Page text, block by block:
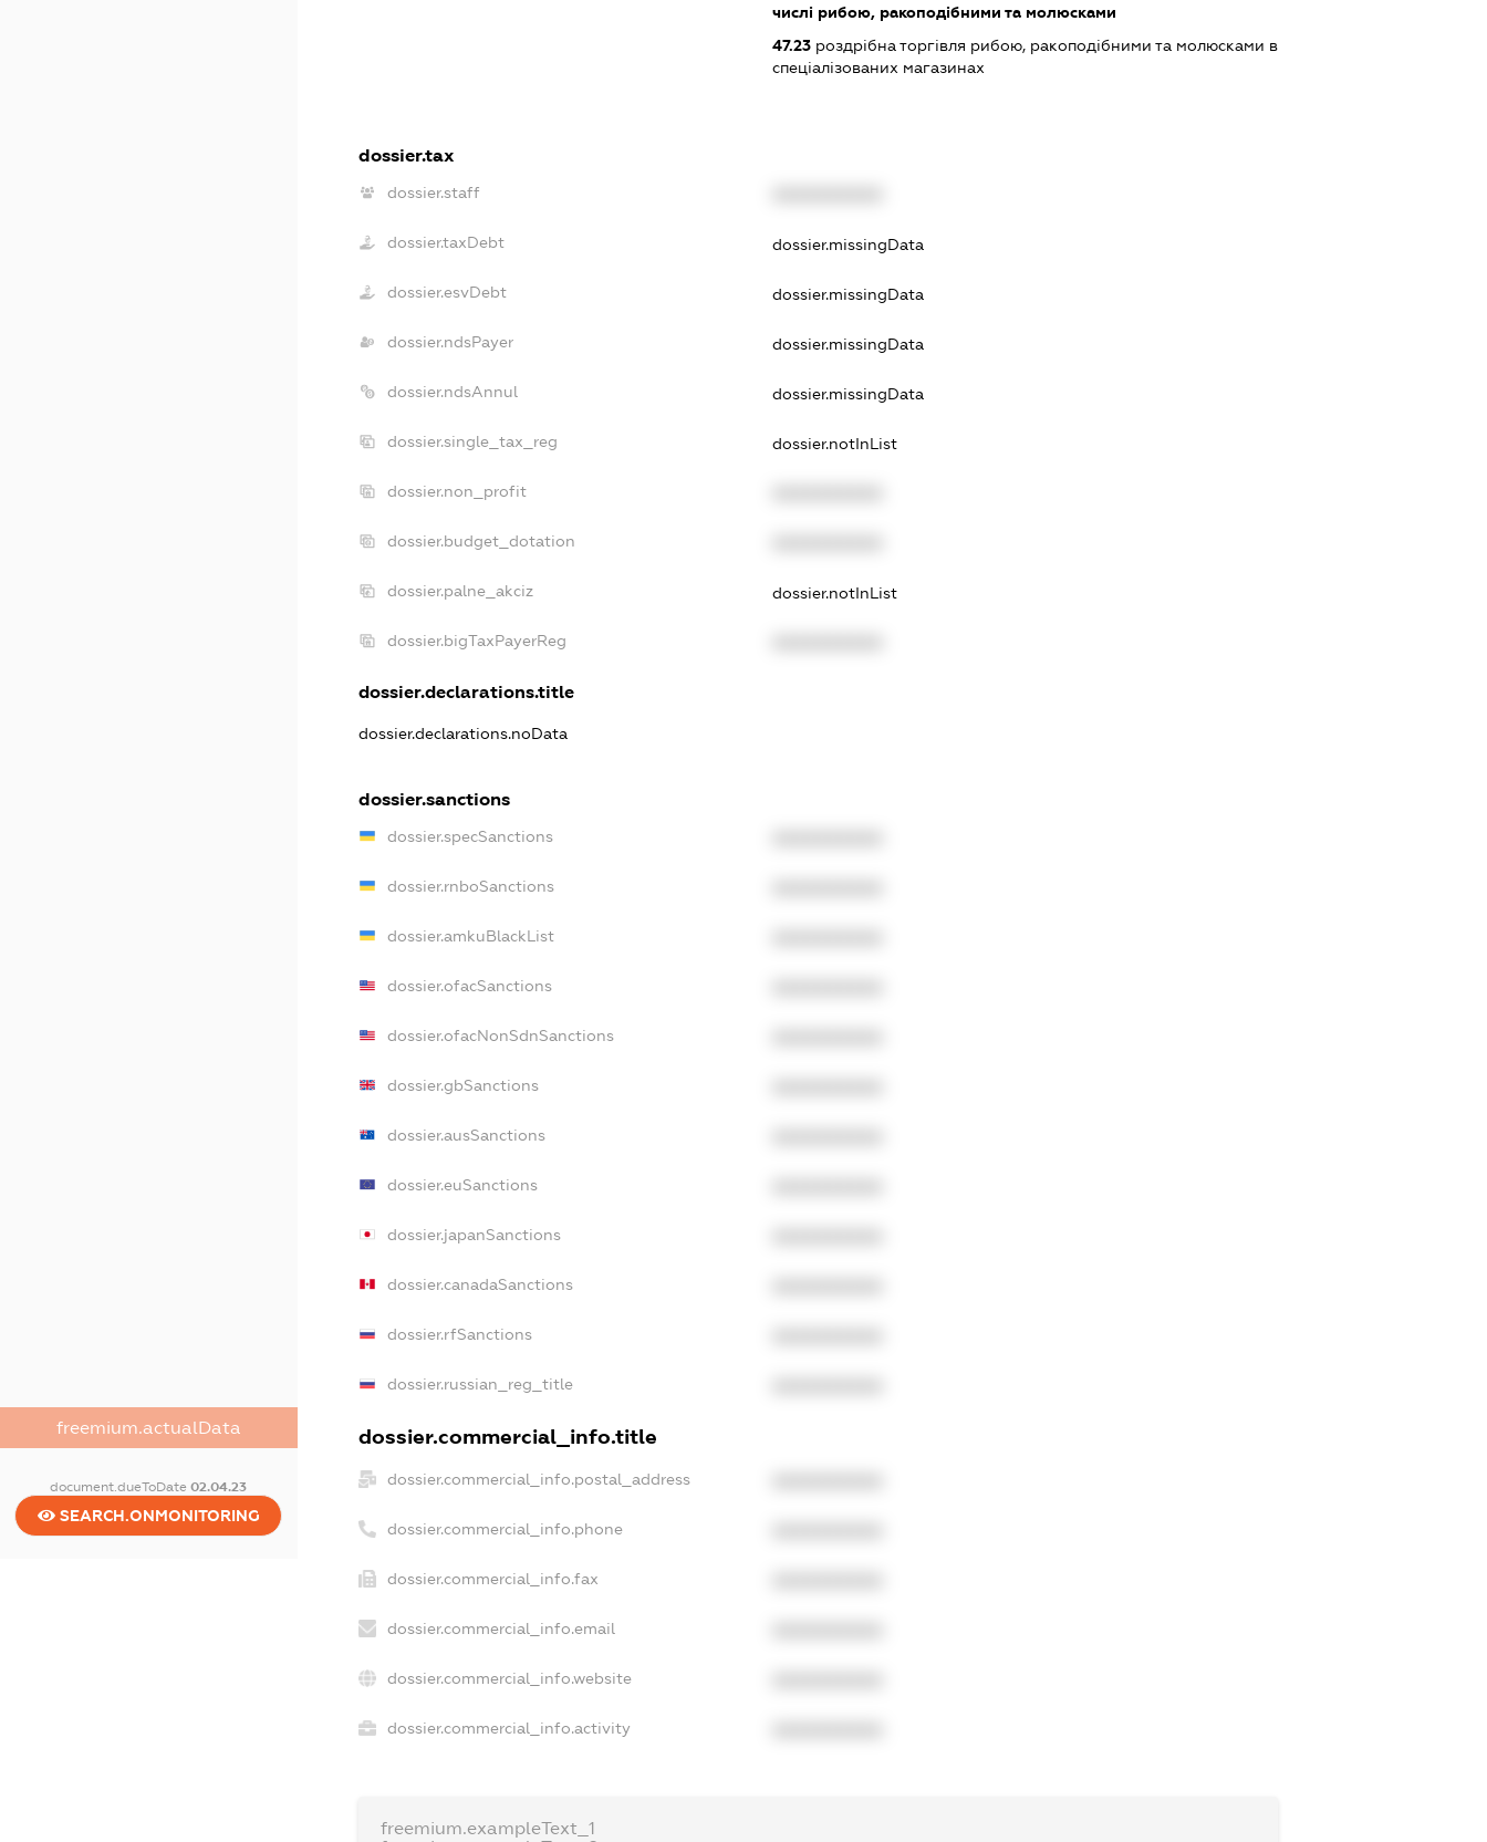
freemium.actualData
document.dueToDate02.04.23
SEARCH.ONMONITORING
числі рибою, ракоподібними та молюсками
47.23роздрібна торгівля рибою, ракоподібними та молюсками в
спеціалізованих магазинах
dossier.tax
dossier.staff
dossier.taxDebt dossier.missingData
dossier.esvDebt dossier.missingData
dossier.ndsPayer dossier.missingData
dossier.ndsAnnul dossier.missingData
dossier.single_tax_reg dossier.notInList
dossier.non_profit
dossier.budget_dotation
dossier.palne_akciz dossier.notInList
dossier.bigTaxPayerReg
dossier.declarations.title
dossier.declarations.noData
dossier.sanctions
dossier.specSanctions
dossier.rnboSanctions
dossier.amkuBlackList
dossier.ofacSanctions
dossier.ofacNonSdnSanctions
dossier.gbSanctions
dossier.ausSanctions
dossier.euSanctions
dossier.japanSanctions
dossier.canadaSanctions
dossier.rfSanctions
dossier.russian_reg_title
dossier.commercial_info.title
dossier.commercial_info.postal_address
dossier.commercial_info.phone
dossier.commercial_info.fax
dossier.commercial_info.email
dossier.commercial_info.website
dossier.commercial_info.activity
freemium.exampleText_1